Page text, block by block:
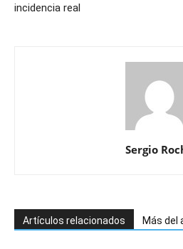
incidencia real
Sergio
Artículos relacionados Más del